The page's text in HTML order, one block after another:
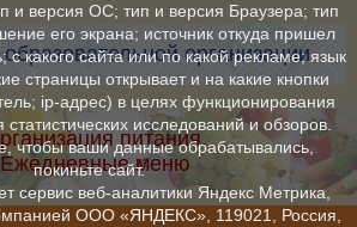
организации
питания.
Ежедневные меню
и версия ОС; тип и версия Браузера; тип
его экрана; источник откуда пришел
с какого сайта или по какой рекламе; язык
страницы открывает и на какие кнопки
ip-адрес) в целях функционирования
исследований и обзоров.
чтобы ваши данные обрабатывались,
покиньте сайт.
сервис веб-аналитики Яндекс Метрика,
ООО «ЯНДЕКС», 119021, Россия,